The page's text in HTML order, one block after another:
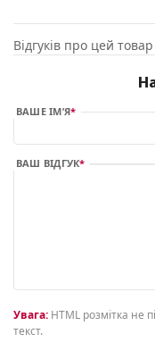
Відгуків про цей
ВАШЕ ІМ’Я
ВАШ ВІДГУК
Увага: HTML розмітка не
текст.